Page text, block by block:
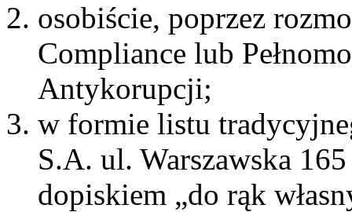
osobiście, poprzez
Compliance lub
Antykorupcji;
w formie listu
S.A. ul. Warszawska
dopiskiem „do rąk